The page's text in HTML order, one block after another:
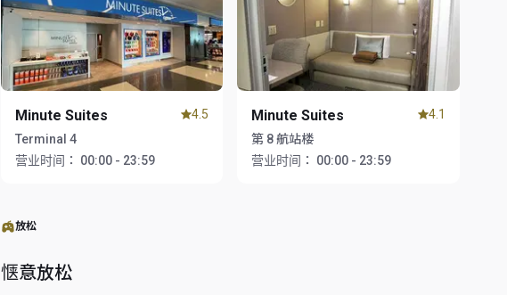
Minute Suites
Terminal 4
营业时间：
00:00 - 23:59
4.5 Minute Suites
第 8 航站楼
营业时间：
00:00 - 23:59
4.1
放松
惬意放松